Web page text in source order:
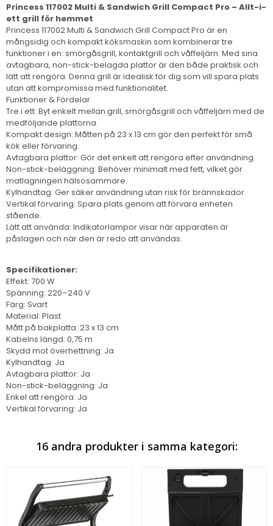
Princess 117002 Multi & Sandwich Grill Compact Pro – Allt-i-
ett grill för hemmet
Princess 117002 Multi & Sandwich Grill Compact Pro är en
mångsidig och kompakt köksmaskin som kombinerar tre
funktioner i en: smörgåsgrill, kontaktgrill och våffeljärn. Med sina
avtagbara, non-stick-belagda plattor är den både praktisk och
lätt att rengöra. Denna grill är idealisk för dig som vill spara plats
utan att kompromissa med funktionalitet.
Funktioner & Fördelar
Tre i ett: Byt enkelt mellan grill, smörgåsgrill och våffeljärn med de
medföljande plattorna.
Kompakt design: Måtten på 23 x 13 cm gör den perfekt för små
kök eller förvaring.
Avtagbara plattor: Gör det enkelt att rengöra efter användning.
Non-stick-beläggning: Behöver minimalt med fett, vilket gör
matlagningen hälsosammare.
Kylhandtag: Ger säker användning utan risk för brännskador.
Vertikal förvaring: Spara plats genom att förvara enheten
stående.
Lätt att använda: Indikatorlampor visar när apparaten är
påslagen och när den är redo att användas.
Specifikationer:
Effekt: 700 W
Spänning: 220–240 V
Färg: Svart
Material: Plast
Mått på bakplatta: 23 x 13 cm
Kabelns längd: 0,75 m
Skydd mot överhettning: Ja
Kylhandtag: Ja
Avtagbara plattor: Ja
Non-stick-beläggning: Ja
Enkel att rengöra: Ja
Vertikal förvaring: Ja
16 andra produkter i samma kategori: